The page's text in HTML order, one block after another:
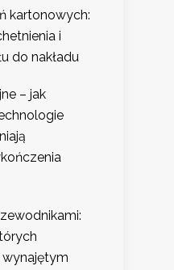
kartonowych:
i
do nakładu
– jak